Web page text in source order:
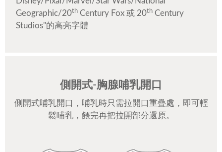
Geographic/20th Century Fox 或 20th Century
Studios"的高亮字體
側開式-胸腺哺乳開口
側開式哺乳開口，哺乳時只需拉開口重疊處，即可輕
鬆哺乳，餵完再把拉開部分還原。